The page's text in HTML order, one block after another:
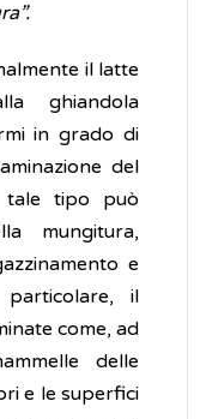
il latte
ghiandola
in grado di
del
tale tipo può
mungitura,
e
il
come, ad
delle
e le superfici